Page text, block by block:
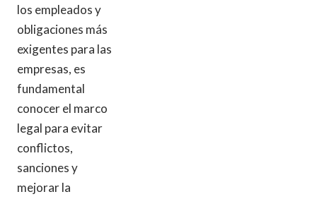
los empleados y
obligaciones más
exigentes para las
empresas, es
fundamental
conocer el marco
legal para evitar
conflictos,
sanciones y
mejorar la